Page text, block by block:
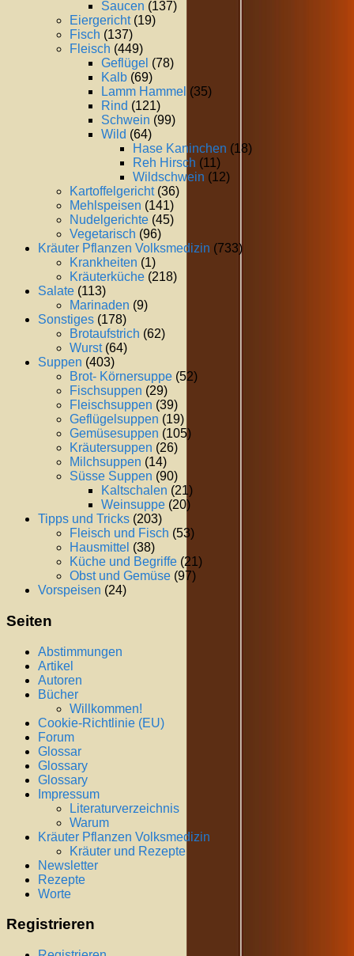
Saucen (137)
Eiergericht(19)
Fisch (137)
Fleisch (449)
Geflügel (78)
Kalb (69)
Lamm Hammel (35)
Rind (121)
Schwein (99)
Wild (64)
Hase Kaninchen (18)
Reh Hirsch (11)
Wildschwein (12)
Kartoffelgericht(36)
Mehlspeisen (141)
Nudelgerichte (45)
Vegetarisch (96)
Kräuter Pflanzen Volksmedizin (733)
Krankheiten (1)
Kräuterküche (218)
Salate (113)
Marinaden (9)
Sonstiges (178)
Brotaufstrich (62)
Wurst(64)
Suppen (403)
Brot- Körnersuppe (52)
Fischsuppen (29)
Fleischsuppen (39)
Geflügelsuppen (19)
Gemüsesuppen (105)
Kräutersuppen (26)
Milchsuppen (14)
Süsse Suppen (90)
Kaltschalen (21)
Weinsuppe (20)
Tipps und Tricks (203)
Fleisch und Fisch (53)
Hausmittel (38)
Küche und Begriffe (21)
Obst und Gemüse (97)
Vorspeisen (24)
Seiten
Abstimmungen
Artikel
Autoren
Bücher
Willkommen!
Cookie-Richtlinie (EU)
Forum
Glossar
Glossary
Glossary
Impressum
Literaturverzeichnis
Warum
Kräuter Pflanzen Volksmedizin
Kräuter und Rezepte
Newsletter
Rezepte
Worte
Registrieren